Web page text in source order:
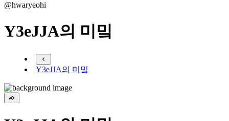
@hwaryeohi
Y3eJJA의 미밐
Y3eJJA의 미밐